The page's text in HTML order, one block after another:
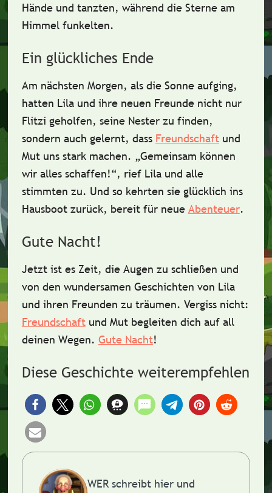
Hände und tanzten, während die Sterne am
Himmel funkelten.
Ein glückliches Ende
Am nächsten Morgen, als die Sonne aufging,
hatten Lila und ihre neuen Freunde nicht nur
Flitzi geholfen, seine Nester zu finden,
sondern auch gelernt, dass Freundschaftund
Mutuns stark machen. „Gemeinsam können
wir alles schaffen!“, rief Lila und alle
stimmten zu. Und so kehrten sie glücklich ins
Hausboot zurück, bereit für neue Abenteuer.
Gute Nacht!
Jetzt ist es Zeit, die Augen zu schließen und
von den wundersamen Geschichten von Lila
und ihren Freunden zu träumen. Vergiss nicht:
Freundschaftund Mutbegleiten dich auf all
deinen Wegen. Gute Nacht!
Diese Geschichte weiterempfehlen
WER schreibt hier und